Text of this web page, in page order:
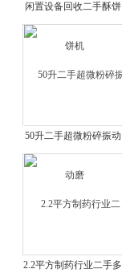
闲置设备回收二手酥饼
机
50升二手超微粉碎振动
磨
2.2平方制药行业二手多